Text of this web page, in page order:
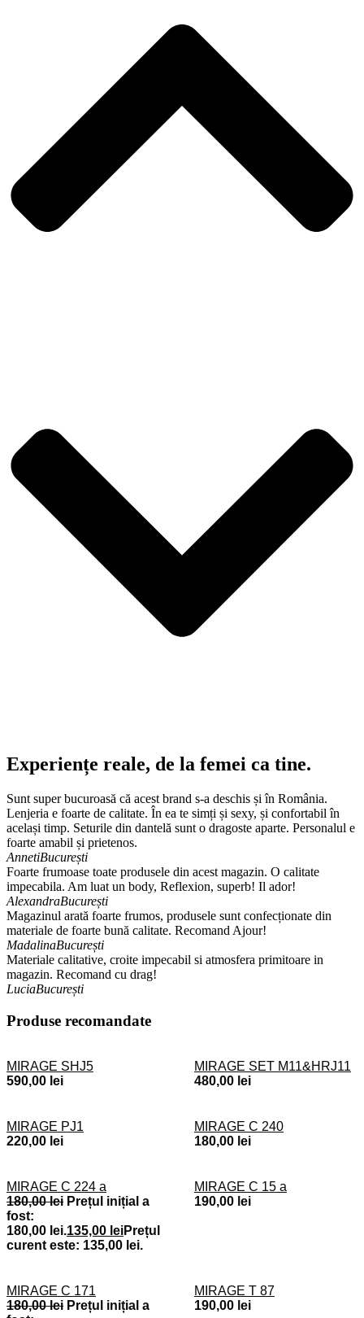
Experiențe reale, de la femei ca tine.
Sunt super bucuroasă că acest brand s-a deschis și în România.
Lenjeria e foarte de calitate. În ea te simți și sexy, și confortabil în
același timp. Seturile din dantelă sunt o dragoste aparte. Personalul e
foarte amabil și prietenos.
AnnetiBucurești
Foarte frumoase toate produsele din acest magazin. O calitate
impecabila. Am luat un body, Reflexion, superb! Il ador!
AlexandraBucurești
Magazinul arată foarte frumos, produsele sunt confecționate din
materiale de foarte bună calitate. Recomand Ajour!
MadalinaBucurești
Materiale calitative, croite impecabil si atmosfera primitoare in
magazin. Recomand cu drag!
LuciaBucurești
Produse recomandate
MIRAGE SHJ5
590,00 lei
MIRAGE SET M11&HRJ11
480,00 lei
MIRAGE PJ1
220,00 lei
MIRAGE C 240
180,00 lei
MIRAGE C 224 a
180,00lei Prețul inițial a
fost:
180,00 lei.135,00 leiPrețul
curent este: 135,00 lei.
MIRAGE C 15 a
190,00 lei
MIRAGE C 171
180,00lei Prețul inițial a
MIRAGE T 87
190,00 lei